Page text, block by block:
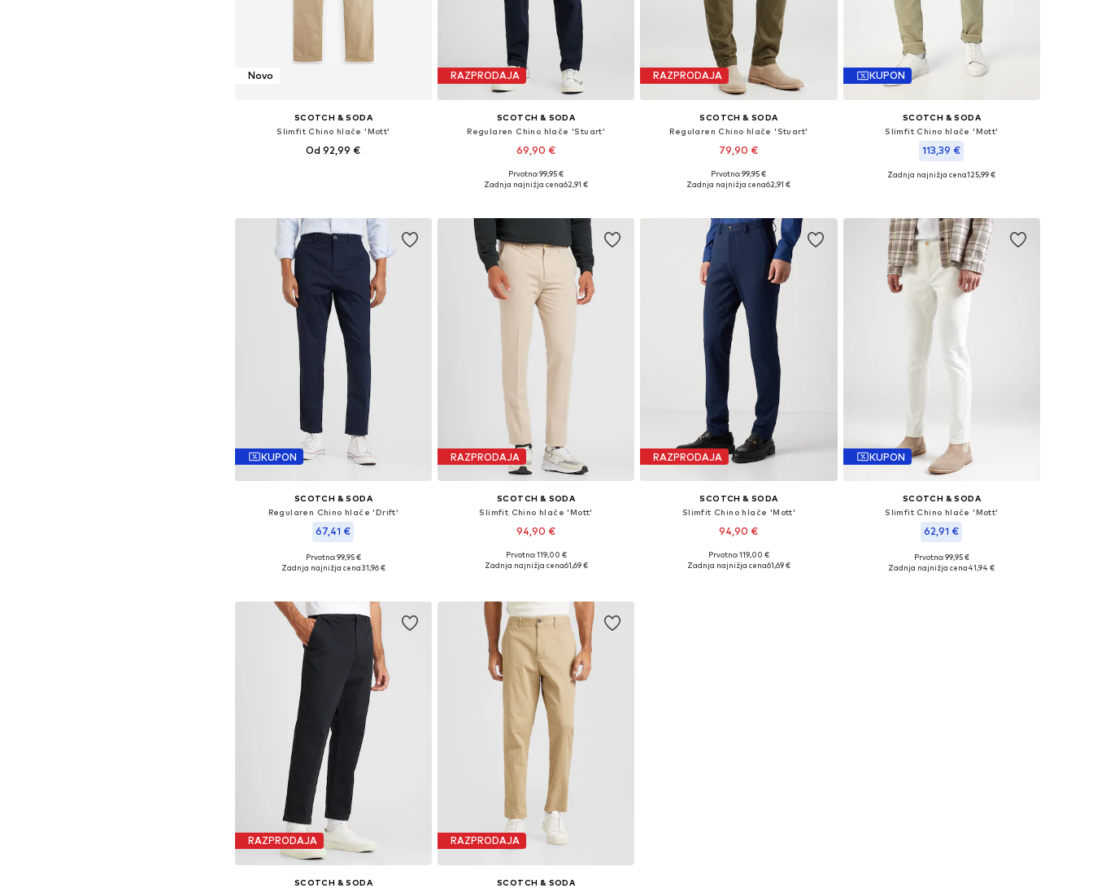
Novo
SCOTCH & SODA
Slimfit Chino hlače 'Mott'
Od 92,99 €
RAZPRODAJA
SCOTCH & SODA
Regularen Chino hlače 'Stuart'
69,90 €
Na voljo v različnih velikostih
Prvotno: 99,95 €
Zadnja najnižja cena62,91 €
RAZPRODAJA
SCOTCH & SODA
Regularen Chino hlače 'Stuart'
79,90 €
Na voljo v različnih velikostih
Prvotno: 99,95 €
Zadnja najnižja cena62,91 €
KUPON
SCOTCH & SODA
Slimfit Chino hlače 'Mott'
113,39 €
Zadnja najnižja cena125,99 €
KUPON
SCOTCH & SODA
Regularen Chino hlače 'Drift'
67,41 €
Razpoložljive velikosti: 30 x 32
Prvotno: 99,95 €
Zadnja najnižja cena31,96 €
RAZPRODAJA
SCOTCH & SODA
Slimfit Chino hlače 'Mott'
94,90 €
Razpoložljive velikosti: 29 x 32, 30 x 32
Prvotno: 119,00 €
Zadnja najnižja cena61,69 €
RAZPRODAJA
SCOTCH & SODA
Slimfit Chino hlače 'Mott'
94,90 €
Prvotno: 119,00 €
Zadnja najnižja cena61,69 €
KUPON
SCOTCH & SODA
Slimfit Chino hlače 'Mott'
62,91 €
+1
Razpoložljive velikosti: 36 x 34, 38 x 34
Prvotno: 99,95 €
Zadnja najnižja cena41,94 €
RAZPRODAJA
SCOTCH & SODA
RAZPRODAJA
SCOTCH & SODA